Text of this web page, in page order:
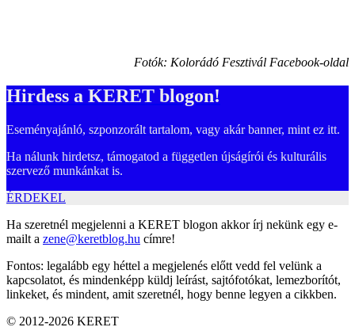
Fotók: Kolorádó Fesztivál Facebook-oldal
Hirdess a KERET blogon!
Eseményajánló, szponzorált tartalom, vagy akár banner, mint ez itt.
Ha nálunk hirdetsz, támogatod a független újságírói és kulturális
szervező munkánkat is.
ÉRDEKEL
Ha szeretnél megjelenni a KERET blogon akkor írj nekünk egy e-
mailt a zene@keretblog.hu címre!
Fontos: legalább egy héttel a megjelenés előtt vedd fel velünk a
kapcsolatot, és mindenképp küldj leírást, sajtófotókat, lemezborítót,
linkeket, és mindent, amit szeretnél, hogy benne legyen a cikkben.
© 2012-2026 KERET